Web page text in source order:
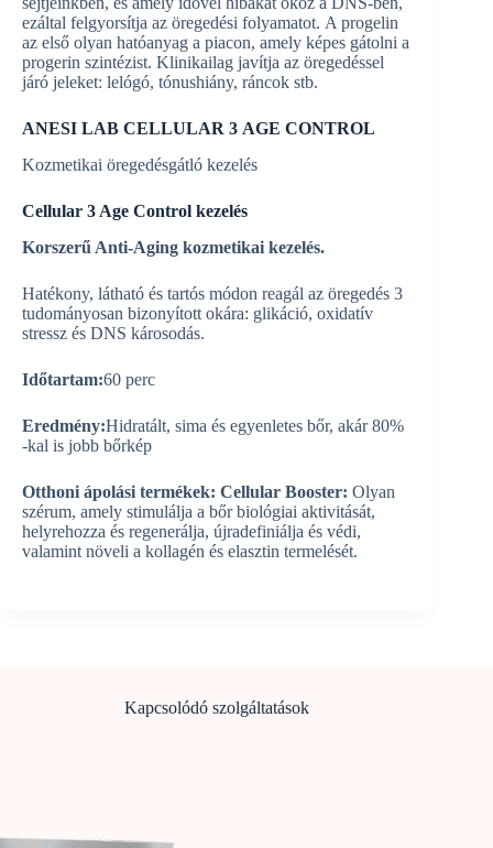
ezáltal felgyorsítja az öregedési folyamatot. A progelin
az első olyan hatóanyag a piacon, amely képes gátolni a
progerin szintézist. Klinikailag javítja az öregedéssel
járó jeleket: lelógó, tónushiány, ráncok stb.
ANESI LAB CELLULAR 3 AGE CONTROL
Kozmetikai öregedésgátló kezelés
Cellular 3 Age Control kezelés
Korszerű Anti-Aging kozmetikai kezelés.
Hatékony, látható és tartós módon reagál az öregedés 3
tudományosan bizonyított okára: glikáció, oxidatív
stressz és DNS károsodás.
Időtartam:60 perc
Eredmény:Hidratált, sima és egyenletes bőr, akár 80%
-kal is jobb bőrkép
Otthoni ápolási termékek: Cellular Booster: Olyan
szérum, amely stimulálja a bőr biológiai aktivitását,
helyrehozza és regenerálja, újradefiniálja és védi,
valamint növeli a kollagén és elasztin termelését.
Kapcsolódó szolgáltatások